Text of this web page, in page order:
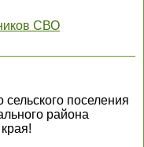
СВО
поселения
района